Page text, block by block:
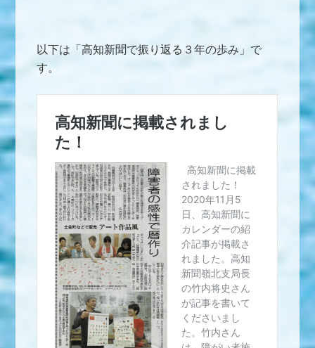
以下は「高知新聞で振り返る３年の歩み」で
す。